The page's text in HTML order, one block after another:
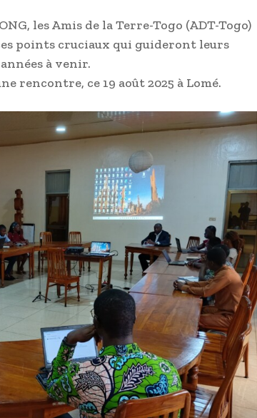
les Amis de la Terre-Togo (ADT-Togo)
points cruciaux qui guideront leurs
à venir.
rencontre, ce 19 août 2025 à Lomé.